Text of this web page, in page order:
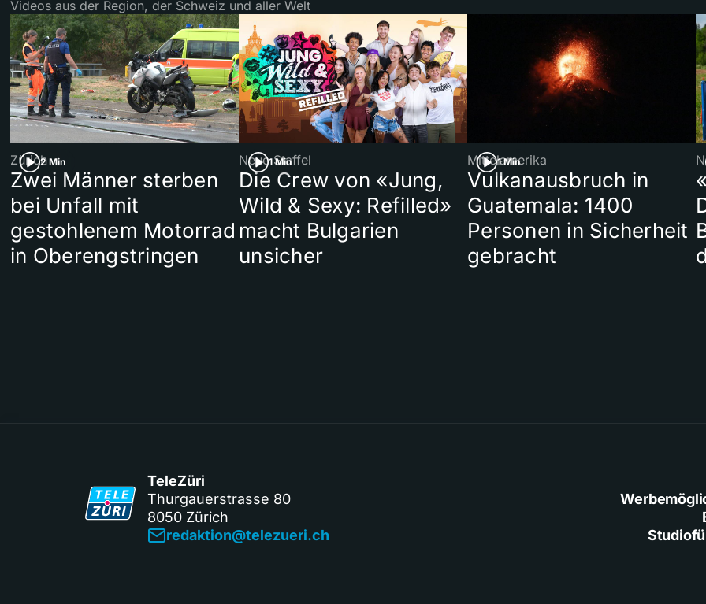
Videos aus der Region, der Schweiz und aller Welt
2 Min
Zürich
Zwei Männer sterben
bei Unfall mit
gestohlenem Motorrad
in Oberengstringen
1 Min
Neue Staffel
Die Crew von «Jung,
Wild & Sexy: Refilled»
macht Bulgarien
unsicher
1 Min
Mittelamerika
Vulkanausbruch in
Guatemala: 1400
Personen in Sicherheit
gebracht
TeleZüri
Thurgauerstrasse 80
8050 Zürich
redaktion@telezueri.ch